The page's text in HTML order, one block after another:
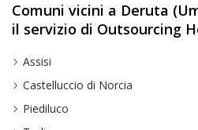
Comuni vicini a Deruta
il servizio di Outsourcing
Assisi
Castelluccio di Norcia
Piediluco